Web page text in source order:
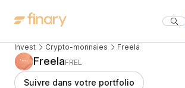
Invest Crypto-monnaies Freela
FreelaFREL
Suivre dans votre portfolio